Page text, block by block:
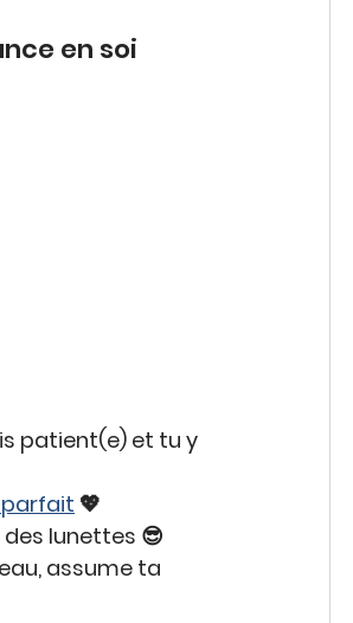
en soi
patient(e) et tu y
💖
lunettes 😎
assume ta